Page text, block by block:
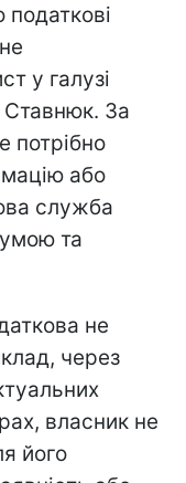
у галузі
Ставнюк. За
потрібно
або
служба
та
не
через
власник не
його